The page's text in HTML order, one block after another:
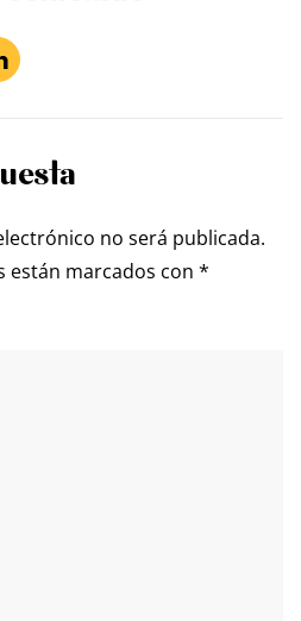
no será publicada.
están marcados con *